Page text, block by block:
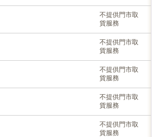
不提供門市取
貨服務
不提供門市取
貨服務
不提供門市取
貨服務
不提供門市取
貨服務
不提供門市取
貨服務